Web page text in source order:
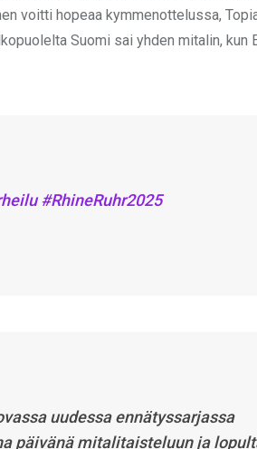
voitti hopeaa kymmenottelussa,
Suomi sai yhden mitalin, kun
#RhineRuhr2025
uudessa ennätyssarjassa
päivänä mitalitaisteluun ja